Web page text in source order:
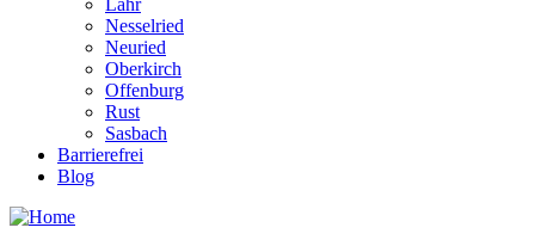
Lahr
Nesselried
Neuried
Oberkirch
Offenburg
Rust
Sasbach
Barrierefrei
Blog